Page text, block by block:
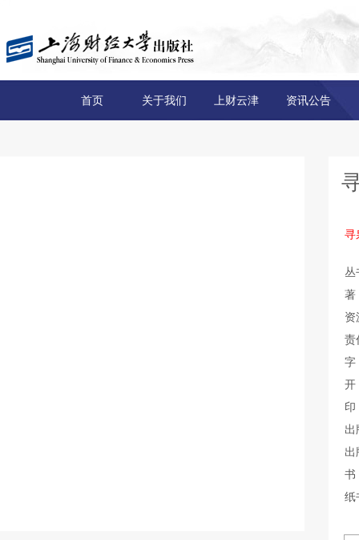
首页 关于我们 上财云津 资讯公告
寻
丛
著
资
责
出
出
纸